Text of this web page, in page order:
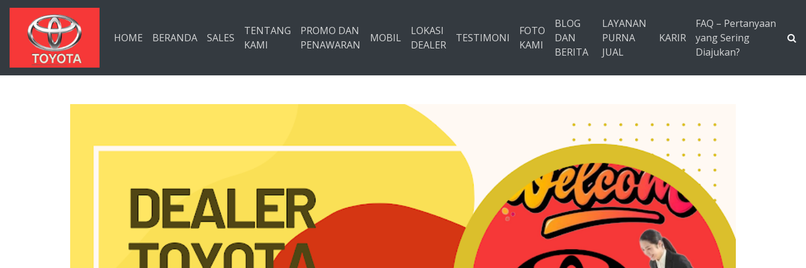
Langsung ke konten utama
HOME BERANDA SALES
TENTANG
KAMI
PROMO DAN
PENAWARAN
MOBIL
LOKASI
DEALER
TESTIMONI
FOTO
KAMI
BLOG
DAN
BERITA
LAYANAN
PURNA
JUAL
KARIR
FAQ – Pertanyaan
yang Sering
Diajukan?